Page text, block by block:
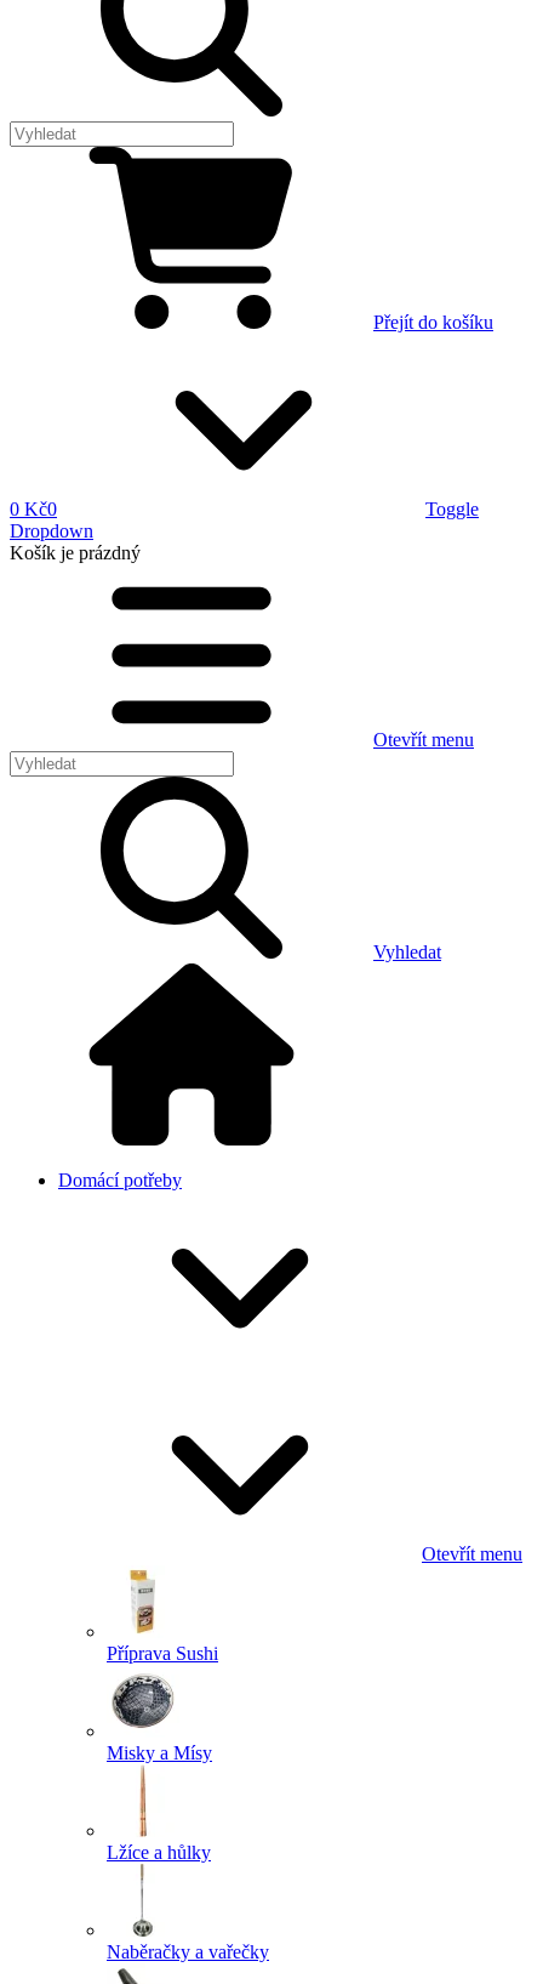
Přejít do košíku
0 Kč0
Toggle
Dropdown
Košík je prázdný
Otevřít menu
Vyhledat
Domácí potřeby
Otevřít menu
Příprava Sushi
Misky a Mísy
Lžíce a hůlky
Naběračky a vařečky